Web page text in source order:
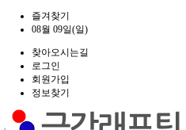
즐겨찾기
08월 09일(일)
찾아오시는길
로그인
회원가입
정보찾기